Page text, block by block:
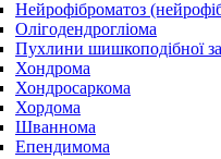
Нейрофіброматоз
Олігодендрогліома
Пухлини шишкоподібної
Хондрома
Хондросаркома
Хордома
Шваннома
Епендимома